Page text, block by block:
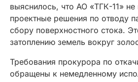
выяснилось, что АО «ТГК-11»
проектные решения по отводу
сбору поверхностного стока.
затоплению земель вокруг
Требования прокурора по
обращены к немедленному